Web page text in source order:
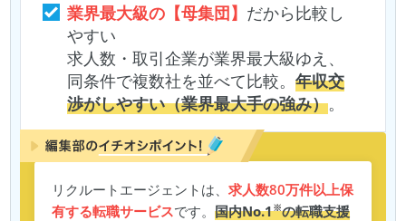
業界最大級の【母集団】 だから比較し
やすい
求人数・取引企業が業界最大級ゆえ、
同条件で複数社を並べて比較。年収交
渉がしやすい（業界最大手の強み）。
リクルートエージェントは、求人数80万件以上保
有する転職サービスです。国内No.1※の転職支援